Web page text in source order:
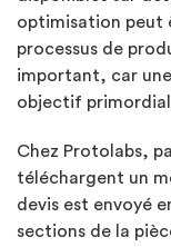
optimisation peut
processus de
important, car
objectif
Chez Protolabs,
téléchargent un
devis est envoyé
sections de la